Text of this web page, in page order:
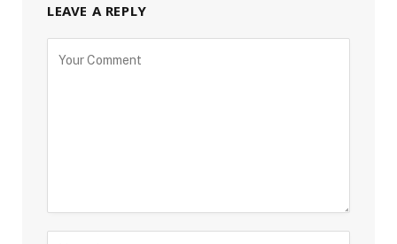
LEAVE A REPLY